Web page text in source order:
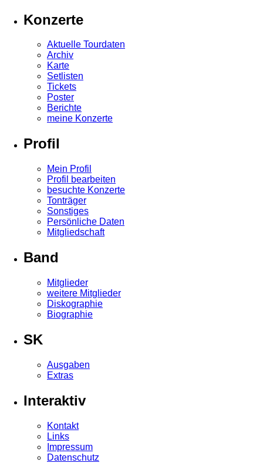
Konzerte
Aktuelle Tourdaten
Archiv
Karte
Setlisten
Tickets
Poster
Berichte
meine Konzerte
Profil
Mein Profil
Profil bearbeiten
besuchte Konzerte
Tonträger
Sonstiges
Persönliche Daten
Mitgliedschaft
Band
Mitglieder
weitere Mitglieder
Diskographie
Biographie
SK
Ausgaben
Extras
Interaktiv
Kontakt
Links
Impressum
Datenschutz